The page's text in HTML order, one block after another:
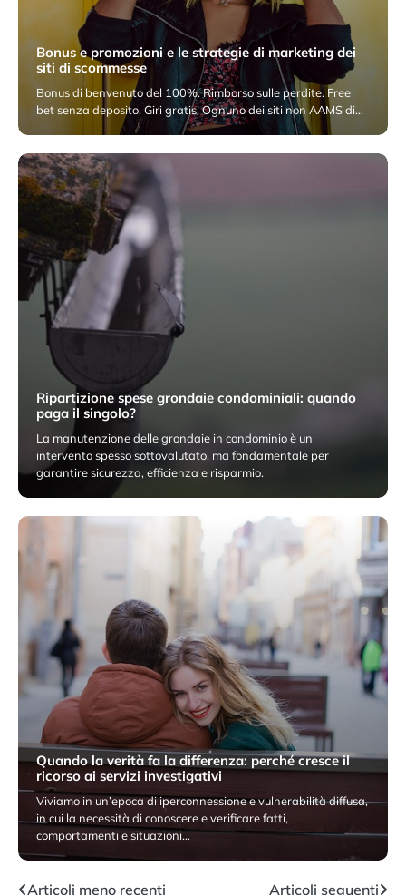
Bonus e promozioni e le strategie di marketing dei
siti di scommesse
Bonus di benvenuto del 100%. Rimborso sulle perdite. Free
bet senza deposito. Giri gratis. Ognuno dei siti non AAMS di…
2 Dicembre 2025
Ripartizione spese grondaie condominiali: quando
paga il singolo?
La manutenzione delle grondaie in condominio è un
intervento spesso sottovalutato, ma fondamentale per
garantire sicurezza, efficienza e risparmio.
5 Novembre 2025
Quando la verità fa la differenza: perché cresce il
ricorso ai servizi investigativi
Viviamo in un’epoca di iperconnessione e vulnerabilità diffusa,
in cui la necessità di conoscere e verificare fatti,
comportamenti e situazioni…
24 Agosto 2025
Articoli meno recenti Articoli seguenti